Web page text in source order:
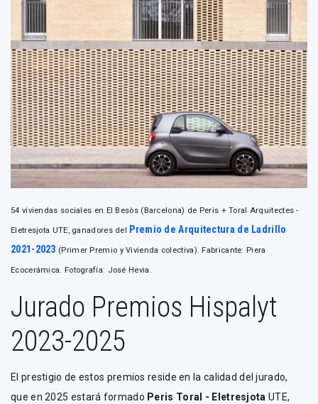
54 viviendas sociales en El Besòs (Barcelona) de Peris + Toral Arquitectes -
Eletresjota UTE, ganadores del
Premio de Arquitectura de Ladrillo
2021-2023 (Primer Premio y Vivienda colectiva). Fabricante: Piera
Ecocerámica. Fotografía: José Hevia.
Jurado Premios Hispalyt
2023-2025
El prestigio de estos premios reside en la calidad del jurado,
que en 2025 estará formado Peris Toral - Eletresjota UTE,